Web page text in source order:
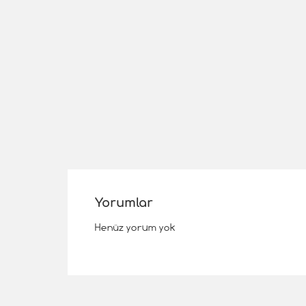
Yorumlar
Henüz yorum yok